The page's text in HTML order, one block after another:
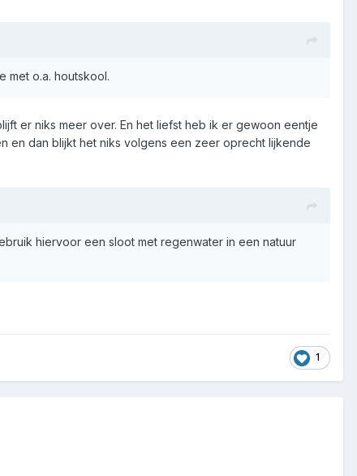
met o.a. houtskool.
er niks meer over. En het liefst heb ik er gewoon eentje
en dan blijkt het niks volgens een zeer oprecht lijkende
hiervoor een sloot met regenwater in een natuur
1